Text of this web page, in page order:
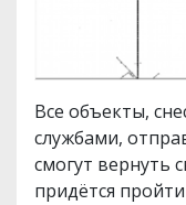
Все объекты,
службами,
смогут вернуть
придётся